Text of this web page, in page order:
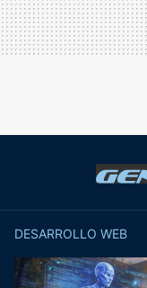
DESARROLLO WEB